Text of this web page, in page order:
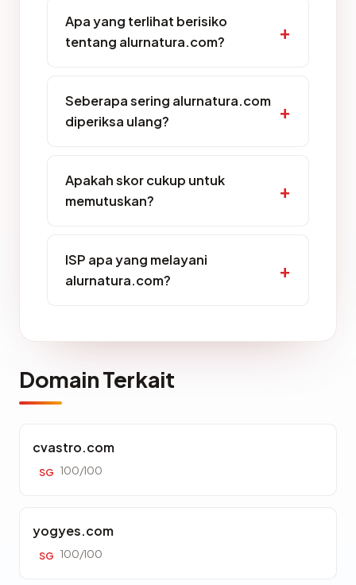
Apa yang terlihat berisiko
tentang alurnatura.com?
Seberapa sering alurnatura.com
diperiksa ulang?
Apakah skor cukup untuk
memutuskan?
ISP apa yang melayani
alurnatura.com?
Domain Terkait
cvastro.com
SG 100/100
yogyes.com
SG 100/100